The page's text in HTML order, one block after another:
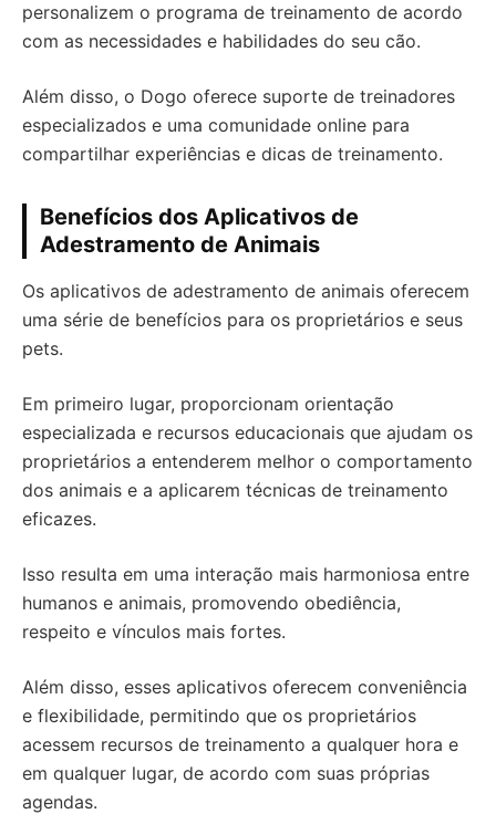
personalizem o programa de treinamento de acordo
com as necessidades e habilidades do seu cão.
Além disso, o Dogo oferece suporte de treinadores
especializados e uma comunidade online para
compartilhar experiências e dicas de treinamento.
Benefícios dos Aplicativos de
Adestramento de Animais
Os aplicativos de adestramento de animais oferecem
uma série de benefícios para os proprietários e seus
pets.
Em primeiro lugar, proporcionam orientação
especializada e recursos educacionais que ajudam os
proprietários a entenderem melhor o comportamento
dos animais e a aplicarem técnicas de treinamento
eficazes.
Isso resulta em uma interação mais harmoniosa entre
humanos e animais, promovendo obediência,
respeito e vínculos mais fortes.
Além disso, esses aplicativos oferecem conveniência
e flexibilidade, permitindo que os proprietários
acessem recursos de treinamento a qualquer hora e
em qualquer lugar, de acordo com suas próprias
agendas.